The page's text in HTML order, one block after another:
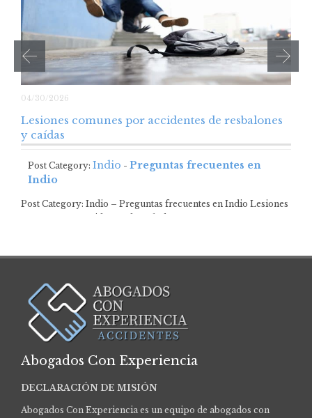
04/30/2026
Lesiones comunes por accidentes de resbalones
y caídas
Post Category: Indio - Preguntas frecuentes en
Indio
Post Category: Indio – Preguntas frecuentes en Indio Lesiones
Abogados Con Experiencia
DECLARACIÓN DE MISIÓN
Abogados Con Experiencia es un equipo de abogados con